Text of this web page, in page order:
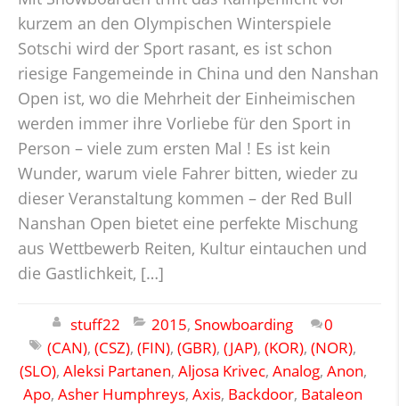
kurzem an den Olympischen Winterspiele
Sotschi wird der Sport rasant, es ist schon
riesige Fangemeinde in China und den Nanshan
Open ist, wo die Mehrheit der Einheimischen
werden immer ihre Vorliebe für den Sport in
Person – viele zum ersten Mal ! Es ist kein
Wunder, warum viele Fahrer bitten, wieder zu
dieser Veranstaltung kommen – der Red Bull
Nanshan Open bietet eine perfekte Mischung
aus Wettbewerb Reiten, Kultur eintauchen und
die Gastlichkeit, […]
stuff22 2015, Snowboarding
0
(CAN), (CSZ), (FIN), (GBR), (JAP), (KOR), (NOR),
(SLO), Aleksi Partanen, Aljosa Krivec, Analog, Anon,
Apo, Asher Humphreys, Axis, Backdoor, Bataleon